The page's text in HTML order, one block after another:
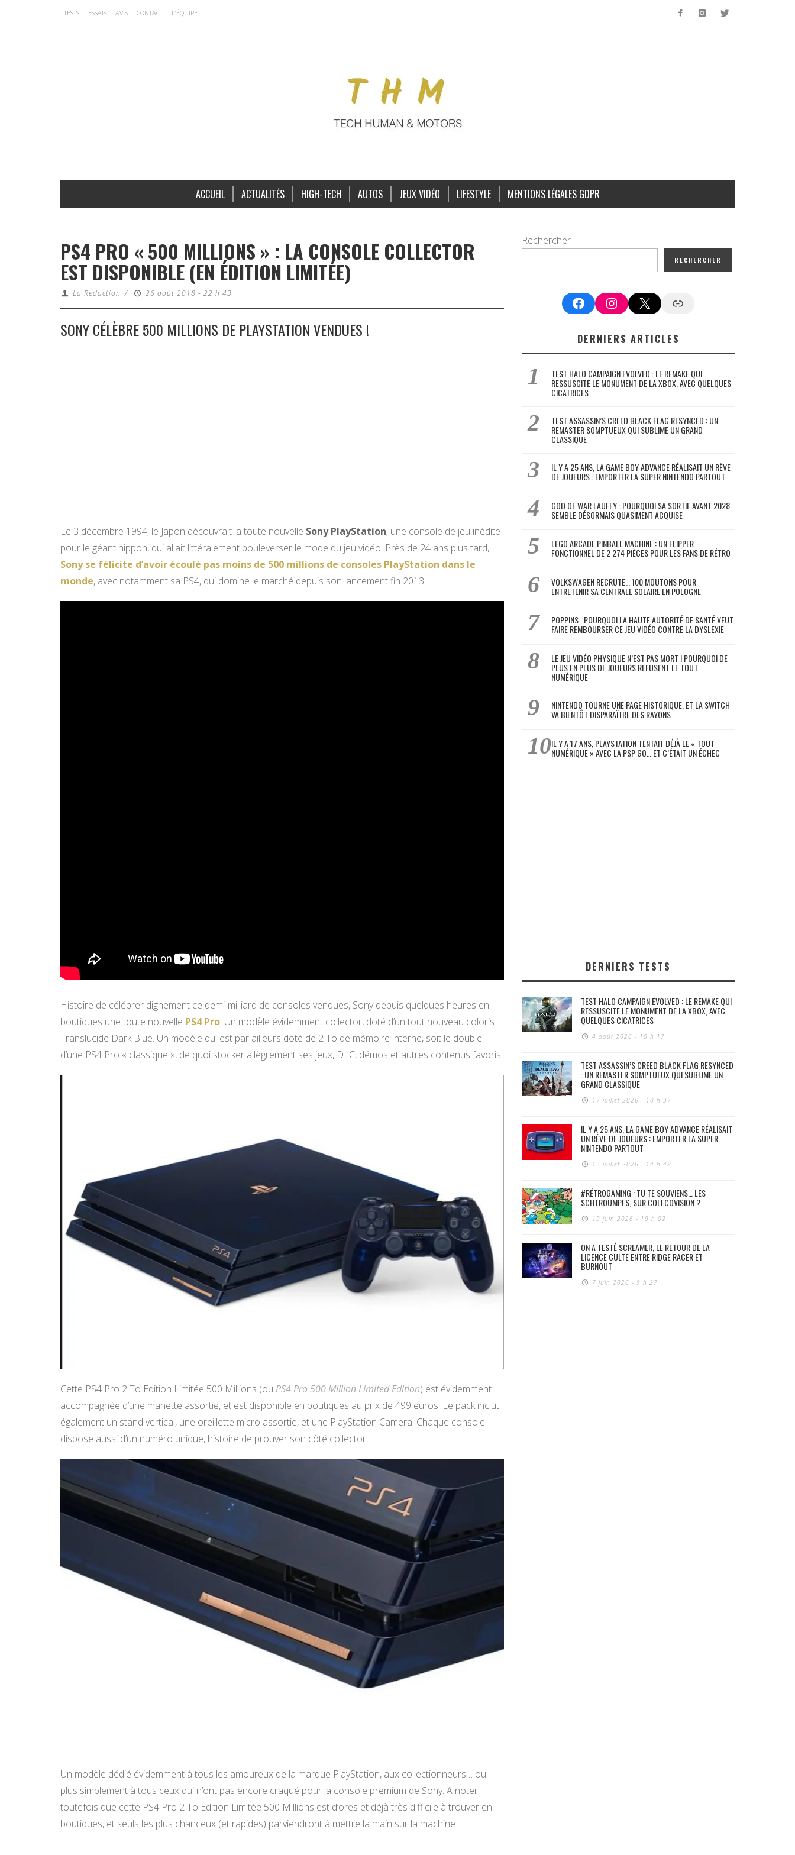
TESTS ESSAIS AVIS CONTACT L’ÉQUIPE
ACCUEIL ACTUALITÉS HIGH-TECH AUTOS JEUX VIDÉO LIFESTYLE MENTIONS LÉGALES GDPR
PS4 PRO « 500 MILLIONS » : LA CONSOLE COLLECTOR
EST DISPONIBLE (EN ÉDITION LIMITÉE)
La Redaction / 26 août 2018 - 22 h 43
SONY CÉLÈBRE 500 MILLIONS DE PLAYSTATION VENDUES !
Le 3 décembre 1994, le Japon découvrait la toute nouvelle Sony PlayStation, une console de jeu inédite
pour le géant nippon, qui allait littéralement bouleverser le mode du jeu vidéo. Près de 24 ans plus tard,
Sony se félicite d’avoir écoulé pas moins de 500 millions de consoles PlayStation dans le
monde, avec notamment sa PS4, qui domine le marché depuis son lancement fin 2013.
Histoire de célébrer dignement ce demi-milliard de consoles vendues, Sony depuis quelques heures en
boutiques une toute nouvelle PS4 Pro. Un modèle évidemment collector, doté d’un tout nouveau coloris
Translucide Dark Blue. Un modèle qui est par ailleurs doté de 2 To de mémoire interne, soit le double
d’une PS4 Pro « classique », de quoi stocker allègrement ses jeux, DLC, démos et autres contenus favoris.
Cette PS4 Pro 2 To Edition Limitée 500 Millions (ou PS4 Pro 500 Million Limited Edition) est évidemment
accompagnée d’une manette assortie, et est disponible en boutiques au prix de 499 euros. Le pack inclut
également un stand vertical, une oreillette micro assortie, et une PlayStation Camera. Chaque console
dispose aussi d’un numéro unique, histoire de prouver son côté collector.
Un modèle dédié évidemment à tous les amoureux de la marque PlayStation, aux collectionneurs… ou
plus simplement à tous ceux qui n’ont pas encore craqué pour la console premium de Sony. A noter
toutefois que cette PS4 Pro 2 To Edition Limitée 500 Millions est d’ores et déjà très difficile à trouver en
boutiques, et seuls les plus chanceux (et rapides) parviendront à mettre la main sur la machine.
Rechercher
RECHERCHER
FacebookInstagram
X Google News
DERNIERS ARTICLES
TEST HALO CAMPAIGN EVOLVED : LE REMAKE QUI
RESSUSCITE LE MONUMENT DE LA XBOX, AVEC QUELQUES
CICATRICES
TEST ASSASSIN’S CREED BLACK FLAG RESYNCED : UN
REMASTER SOMPTUEUX QUI SUBLIME UN GRAND
CLASSIQUE
IL Y A 25 ANS, LA GAME BOY ADVANCE RÉALISAIT UN RÊVE
DE JOUEURS : EMPORTER LA SUPER NINTENDO PARTOUT
GOD OF WAR LAUFEY : POURQUOI SA SORTIE AVANT 2028
SEMBLE DÉSORMAIS QUASIMENT ACQUISE
LEGO ARCADE PINBALL MACHINE : UN FLIPPER
FONCTIONNEL DE 2 274 PIÈCES POUR LES FANS DE RÉTRO
VOLKSWAGEN RECRUTE… 100 MOUTONS POUR
ENTRETENIR SA CENTRALE SOLAIRE EN POLOGNE
POPPINS : POURQUOI LA HAUTE AUTORITÉ DE SANTÉ VEUT
FAIRE REMBOURSER CE JEU VIDÉO CONTRE LA DYSLEXIE
LE JEU VIDÉO PHYSIQUE N’EST PAS MORT ! POURQUOI DE
PLUS EN PLUS DE JOUEURS REFUSENT LE TOUT
NUMÉRIQUE
NINTENDO TOURNE UNE PAGE HISTORIQUE, ET LA SWITCH
VA BIENTÔT DISPARAÎTRE DES RAYONS
IL Y A 17 ANS, PLAYSTATION TENTAIT DÉJÀ LE « TOUT
NUMÉRIQUE » AVEC LA PSP GO… ET C’ÉTAIT UN ÉCHEC
DERNIERS TESTS
TEST HALO CAMPAIGN EVOLVED : LE REMAKE QUI
RESSUSCITE LE MONUMENT DE LA XBOX, AVEC
QUELQUES CICATRICES
4 août 2026 - 10 h 17
TEST ASSASSIN’S CREED BLACK FLAG RESYNCED
: UN REMASTER SOMPTUEUX QUI SUBLIME UN
GRAND CLASSIQUE
17 juillet 2026 - 10 h 37
IL Y A 25 ANS, LA GAME BOY ADVANCE RÉALISAIT
UN RÊVE DE JOUEURS : EMPORTER LA SUPER
NINTENDO PARTOUT
13 juillet 2026 - 14 h 48
#RÉTROGAMING : TU TE SOUVIENS… LES
SCHTROUMPFS, SUR COLECOVISION ?
19 juin 2026 - 19 h 02
ON A TESTÉ SCREAMER, LE RETOUR DE LA
LICENCE CULTE ENTRE RIDGE RACER ET
BURNOUT
7 juin 2026 - 9 h 27